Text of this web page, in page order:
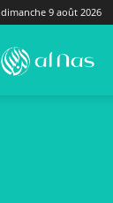
dimanche 9 août 2026